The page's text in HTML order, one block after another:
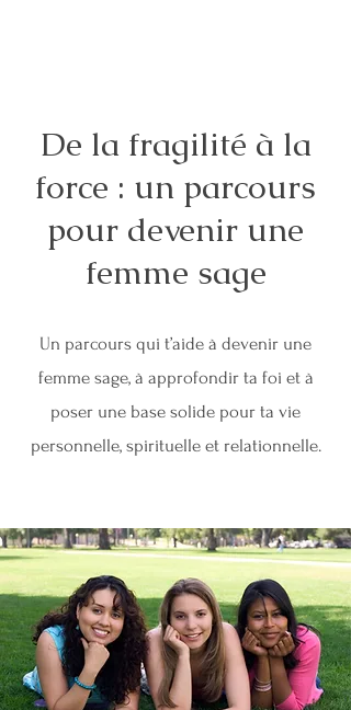
De la fragilité à la
force : un parcours
pour devenir une
femme sage
Un parcours qui t’aide à devenir une
femme sage, à approfondir ta foi et à
poser une base solide pour ta vie
personnelle, spirituelle et relationnelle.